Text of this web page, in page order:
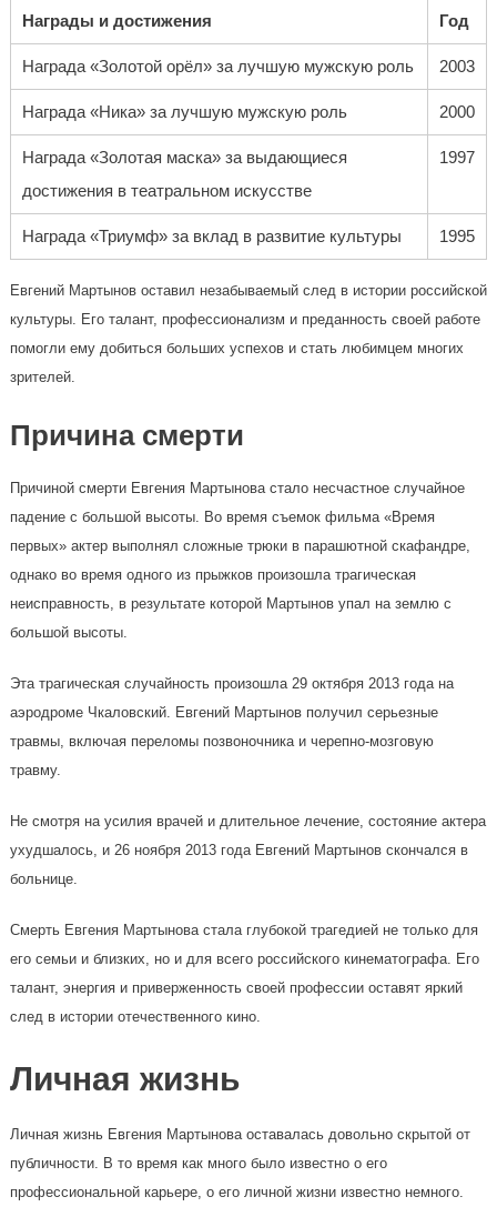
Награды и достижения Год
Награда «Золотой орёл» за лучшую мужскую роль 2003
Награда «Ника» за лучшую мужскую роль 2000
Награда «Золотая маска» за выдающиеся
достижения в театральном искусстве
1997
Награда «Триумф» за вклад в развитие культуры 1995
Евгений Мартынов оставил незабываемый след в истории российской
культуры. Его талант, профессионализм и преданность своей работе
помогли ему добиться больших успехов и стать любимцем многих
зрителей.
Причина смерти
Причиной смерти Евгения Мартынова стало несчастное случайное
падение с большой высоты. Во время съемок фильма «Время
первых» актер выполнял сложные трюки в парашютной скафандре,
однако во время одного из прыжков произошла трагическая
неисправность, в результате которой Мартынов упал на землю с
большой высоты.
Эта трагическая случайность произошла 29 октября 2013 года на
аэродроме Чкаловский. Евгений Мартынов получил серьезные
травмы, включая переломы позвоночника и черепно-мозговую
травму.
Не смотря на усилия врачей и длительное лечение, состояние актера
ухудшалось, и 26 ноября 2013 года Евгений Мартынов скончался в
больнице.
Смерть Евгения Мартынова стала глубокой трагедией не только для
его семьи и близких, но и для всего российского кинематографа. Его
талант, энергия и приверженность своей профессии оставят яркий
след в истории отечественного кино.
Личная жизнь
Личная жизнь Евгения Мартынова оставалась довольно скрытой от
публичности. В то время как много было известно о его
профессиональной карьере, о его личной жизни известно немного.